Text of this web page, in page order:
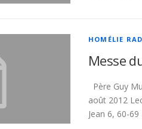
HOMÉLIE
Messe
Père Guy
août 2012
Jean 6, 60-